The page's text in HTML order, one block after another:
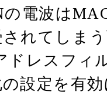
の電波は
れてしま
ドレスフィ
設定を有